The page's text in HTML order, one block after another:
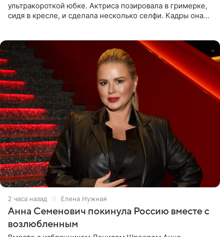
ультракороткой юбке. Актриса позировала в гримерке,
сидя в кресле, и сделала несколько селфи. Кадры она
2 часа назад Елена Нужная
Анна Семенович покинула Россию вместе с
возлюбленным